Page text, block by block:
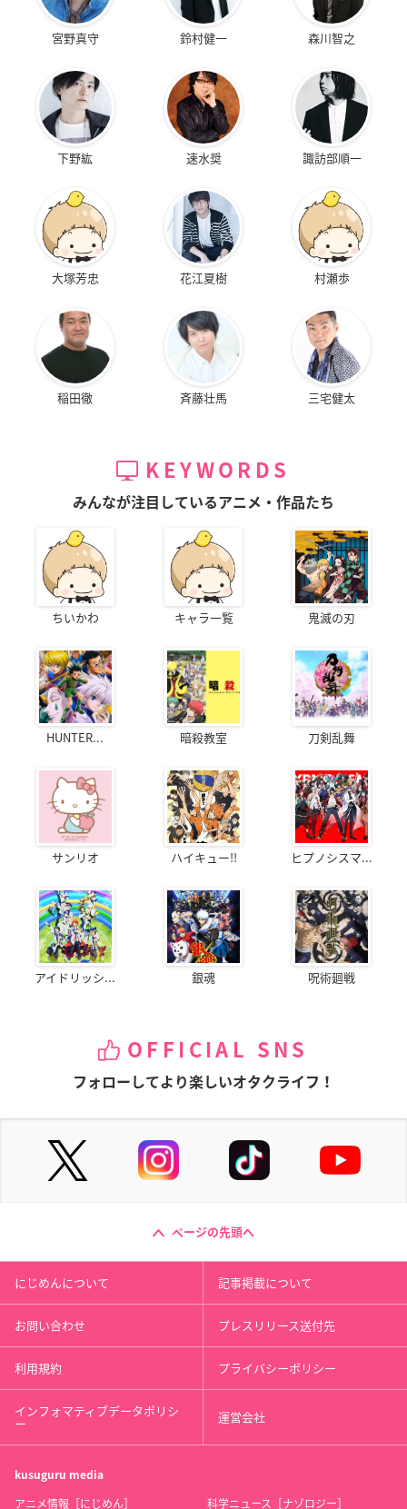
宮野真守 鈴村健一 森川智之
下野紘 速水奨 諏訪部順一
大塚芳忠 花江夏樹 村瀬歩
稲田徹 斉藤壮馬 三宅健太
KEYWORDS
みんなが注目しているアニメ・作品たち
ちいかわ キャラ一覧 鬼滅の刃
HUNTER... 暗殺教室 刀剣乱舞
サンリオ ハイキュー!! ヒプノシスマ...
アイドリッシ... 銀魂 呪術廻戦
OFFICIAL SNS
フォローしてより楽しいオタクライフ！
ページの先頭へ
にじめんについて 記事掲載について
お問い合わせ プレスリリース送付先
利用規約 プライバシーポリシー
インフォマティブデータポリシ
ー 運営会社
kusuguru media
アニメ情報［にじめん］ 科学ニュース［ナゾロジー］